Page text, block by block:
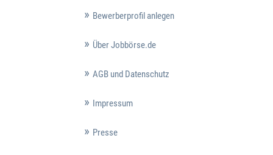
Bewerberprofil anlegen
Über Jobbörse.de
AGB und Datenschutz
Impressum
Presse